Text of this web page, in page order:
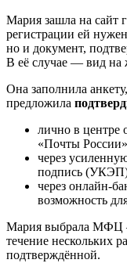
Мария зашла на сайт
регистрации ей
но и документ,
В её случае — вид на
Она заполнила
предложила
лично в
«Почты
через
подпись
через онлайн-
возможность
Мария выбрала МФЦ
течение нескольких
подтверждённой.